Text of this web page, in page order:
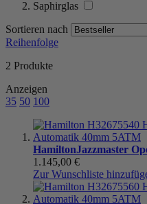
Saphirglas
Sortieren nach
Reihenfolge
2 Produkte
Anzeigen
35 50 100
HamiltonJazzmaster
1.145,00 €
Zur Wunschliste